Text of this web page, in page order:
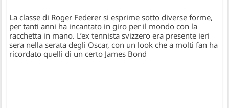
La classe di Roger Federer si esprime sotto diverse forme,
per tanti anni ha incantato in giro per il mondo con la
racchetta in mano. L’ex tennista svizzero era presente ieri
sera nella serata degli Oscar, con un look che a molti fan ha
ricordato quelli di un certo James Bond